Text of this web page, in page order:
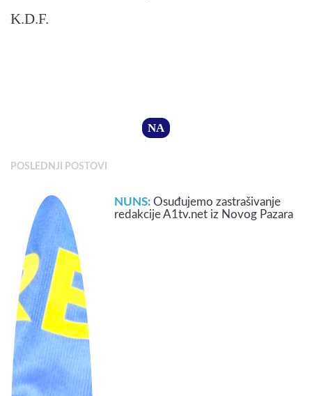
K.D.F.
NA
POSLEDNJI POSTOVI
NUNS:Osuđujemo zastrašivanje
redakcije A1tv.net iz Novog Pazara